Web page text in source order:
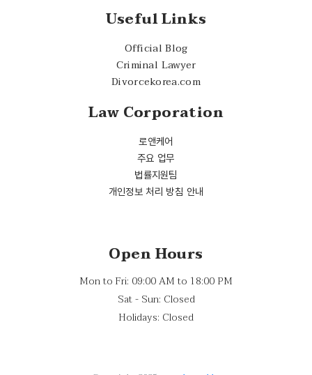
Useful Links
Official Blog
Criminal Lawyer
Divorcekorea.com
Law Corporation
로앤케어
주요 업무
법률지원팀
개인정보 처리 방침 안내
Open Hours
Mon to Fri: 09:00 AM to 18:00 PM
Sat - Sun: Closed
Holidays: Closed